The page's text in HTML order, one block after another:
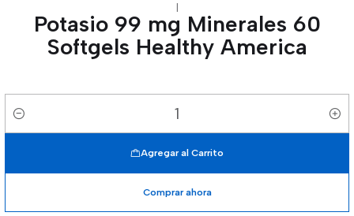
|
Potasio 99 mg Minerales 60
Softgels Healthy America
Cantidad
Agregar al Carrito
Comprar ahora